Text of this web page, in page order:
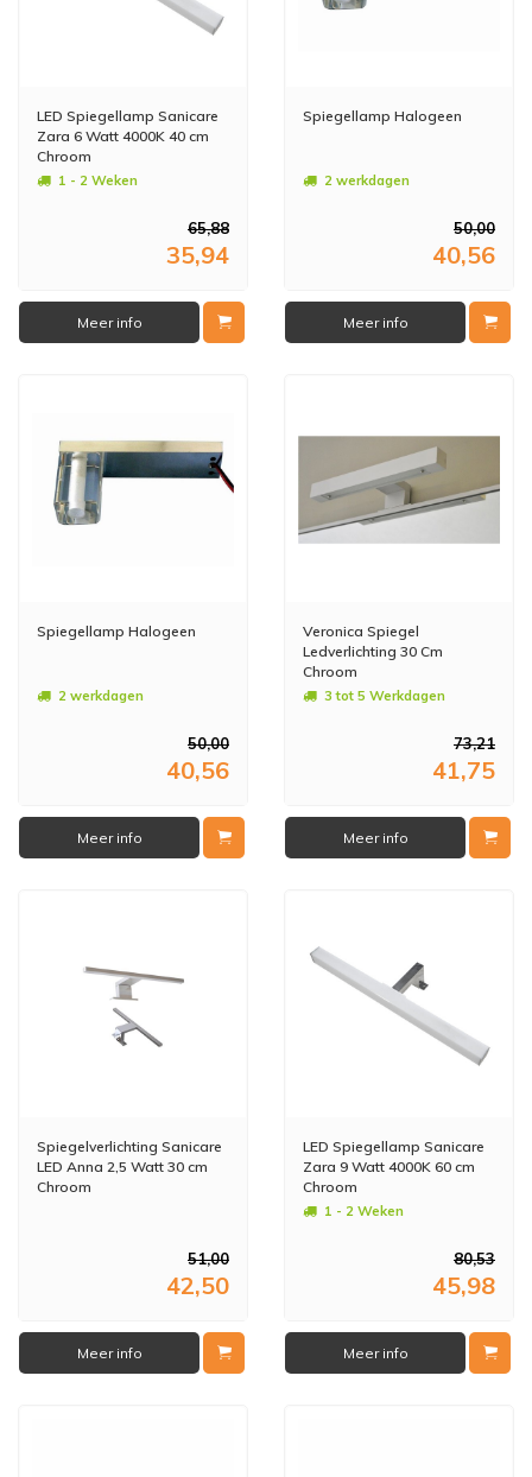
LED Spiegellamp Sanicare
Zara 6 Watt 4000K 40 cm
Chroom
1 - 2 Weken
65,88
35,94
Meer info
Spiegellamp Halogeen
2 werkdagen
50,00
40,56
Meer info
Spiegellamp Halogeen
2 werkdagen
50,00
40,56
Meer info
Veronica Spiegel
Ledverlichting 30 Cm
Chroom
3 tot 5 Werkdagen
73,21
41,75
Meer info
Spiegelverlichting Sanicare
LED Anna 2,5 Watt 30 cm
Chroom
51,00
42,50
Meer info
LED Spiegellamp Sanicare
Zara 9 Watt 4000K 60 cm
Chroom
1 - 2 Weken
80,53
45,98
Meer info